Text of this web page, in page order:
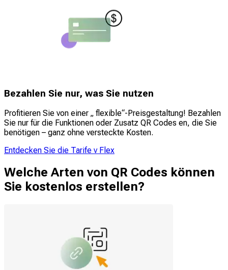
Bezahlen Sie nur, was Sie nutzen
Profitieren Sie von einer „ flexible“-Preisgestaltung! Bezahlen
Sie nur für die Funktionen oder Zusatz QR Codes en, die Sie
benötigen – ganz ohne versteckte Kosten.
Entdecken Sie die Tarife v Flex
Welche Arten von QR Codes können
Sie kostenlos erstellen?